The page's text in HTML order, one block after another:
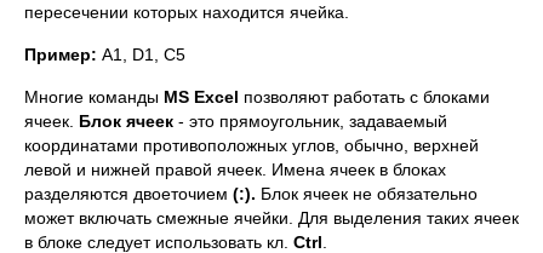
пересечении которых находится ячейка.
Пример: A1, D1, C5
Многие команды MS Excel позволяют работать с блоками
ячеек. Блок ячеек - это прямоугольник, задаваемый
координатами противоположных углов, обычно, верхней
левой и нижней правой ячеек. Имена ячеек в блоках
разделяются двоеточием (:). Блок ячеек не обязательно
может включать смежные ячейки. Для выделения таких ячеек
в блоке следует использовать кл. Ctrl